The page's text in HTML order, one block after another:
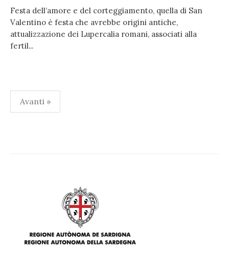
Festa dell’amore e del corteggiamento, quella di San
Valentino è festa che avrebbe origini antiche,
attualizzazione dei Lupercalia romani, associati alla
fertil...
Paginazione
degli
Avanti »